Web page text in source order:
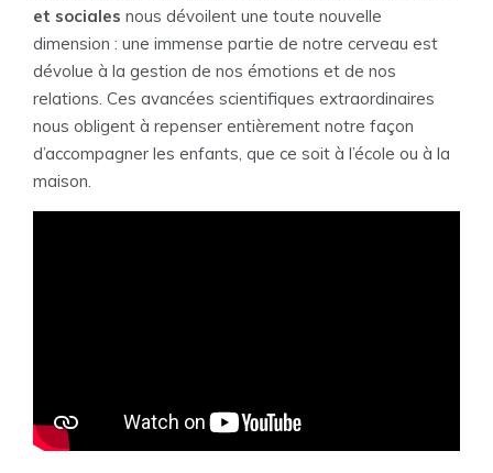
et sociales nous dévoilent une toute nouvelle
dimension : une immense partie de notre cerveau est
dévolue à la gestion de nos émotions et de nos
relations. Ces avancées scientifiques extraordinaires
nous obligent à repenser entièrement notre façon
d’accompagner les enfants, que ce soit à l’école ou à la
maison.